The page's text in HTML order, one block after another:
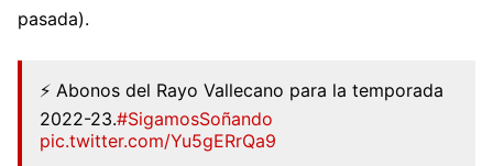
pasada).
⚡️ Abonos del Rayo Vallecano para la temporada
2022-23.#SigamosSoñando
pic.twitter.com/Yu5gERrQa9